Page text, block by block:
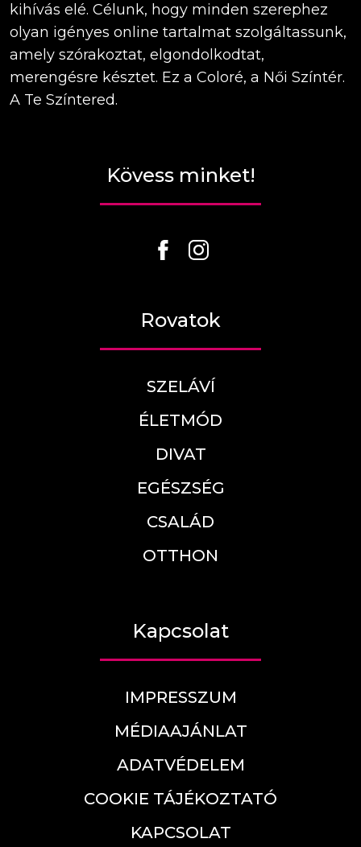
kihívás elé. Célunk, hogy minden szerephez
olyan igényes online tartalmat szolgáltassunk,
amely szórakoztat, elgondolkodtat,
merengésre késztet. Ez a Coloré, a Női Színtér.
A Te Színtered.
Kövess minket!
Rovatok
SZELÁVÍ
ÉLETMÓD
DIVAT
EGÉSZSÉG
CSALÁD
OTTHON
Kapcsolat
IMPRESSZUM
MÉDIAAJÁNLAT
ADATVÉDELEM
COOKIE TÁJÉKOZTATÓ
KAPCSOLAT